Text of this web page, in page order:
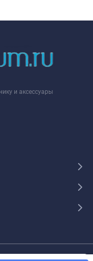
и аксессуары